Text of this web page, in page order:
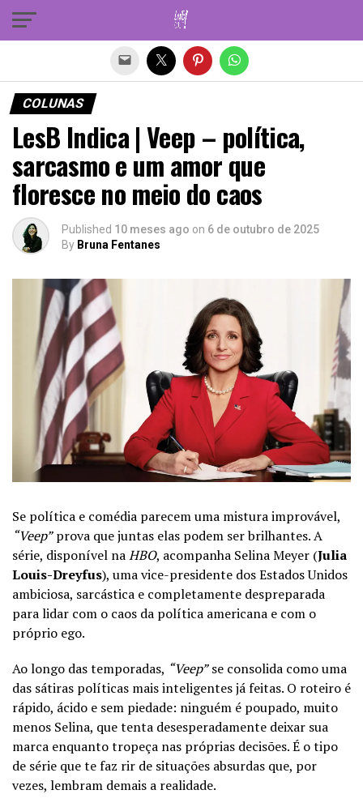
COLUNAS
LesB Indica | Veep – política,
sarcasmo e um amor que
floresce no meio do caos
Published 10 meses ago on 6 de outubro de 2025
By Bruna Fentanes
Se política e comédia parecem uma mistura improvável,
“Veep”prova que juntas elas podem ser brilhantes. A
série, disponível naHBO, acompanha Selina Meyer (Julia
Louis-Dreyfus), uma vice-presidente dos Estados Unidos
ambiciosa, sarcástica e completamente despreparada
para lidar com o caos da política americana e com o
próprio ego.
Ao longo das temporadas, “Veep”se consolida como uma
das sátiras políticas mais inteligentes já feitas. O roteiro é
rápido, ácido e sem piedade: ninguém é poupado, muito
menos Selina, que tenta desesperadamente deixar sua
marca enquanto tropeça nas próprias decisões. É o tipo
de série que te faz rir de situações absurdas que, por
vezes, lembram demais a realidade.
Sair da versão mobile